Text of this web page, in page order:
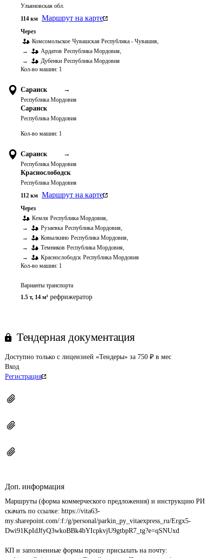
Ульяновская обл.
114 км Маршрут на карте
Через
Комсомольское Чувашская Республика - Чувашия,
→
Ардатов Республика Мордовия,
→
Дубенки Республика Мордовия
Кол-во машин: 1
Саранск →
Республика Мордовия
Саранск
Республика Мордовия
Кол-во машин: 1
Саранск →
Республика Мордовия
Краснослободск
Республика Мордовия
112 км Маршрут на карте
Через
Кемля Республика Мордовия,
→
Рузаевка Республика Мордовия,
→
Ковылкино Республика Мордовия,
→
Темников Республика Мордовия,
→
Краснослободск Республика Мордовия
Кол-во машин: 1
Варианты транспорта
1.5 т, 14 м³ рефрижератор
Тендерная документация
Доступно только с лицензией «Тендеры» за 750 ₽ в мес
Вход
Регистрация
Доп. информация
Маршруты (форма коммерческого предложения) и инструкцию РИ
скачать по ссылке: https://vita63-
my.sharepoint.com/:f:/g/personal/parkin_py_vitaexpress_ru/Ergx5-
Dwi91KpIdJfyQ3wkoBBk4bYIcpkvjU9gtbpR7_tg?e=qSNUxd
КП и заполненные формы прошу присылать на почту: